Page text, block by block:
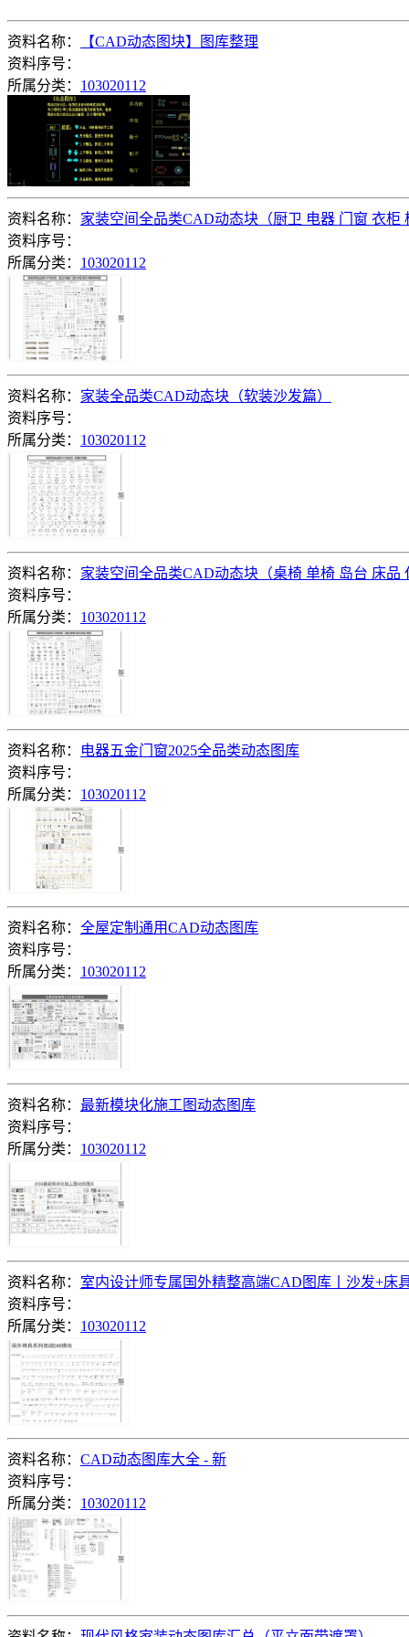
资料名称：
【CAD动态图块】图库整理
资料序号：
所属分类： 103020112
资料名称： 家装空间全品类CAD动态块（厨卫 电器 门窗 衣柜
资料序号：
所属分类： 103020112
资料名称： 家装全品类CAD动态块（软装沙发篇）
资料序号：
所属分类： 103020112
资料名称： 家装空间全品类CAD动态块（桌椅 单椅 岛台 床品
资料序号：
所属分类： 103020112
资料名称：
电器五金门窗2025全品类动态图库
资料序号：
所属分类： 103020112
资料名称： 全屋定制通用CAD动态图库
资料序号：
所属分类： 103020112
资料名称： 最新模块化施工图动态图库
资料序号：
所属分类： 103020112
资料名称： 室内设计师专属国外精整高端CAD图库丨沙发+床
资料序号：
所属分类： 103020112
资料名称： CAD动态图库大全 - 新
资料序号：
所属分类： 103020112